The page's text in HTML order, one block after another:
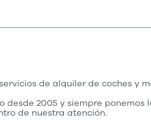
de alquiler de coches y
desde 2005 y siempre ponemos
de nuestra atención.